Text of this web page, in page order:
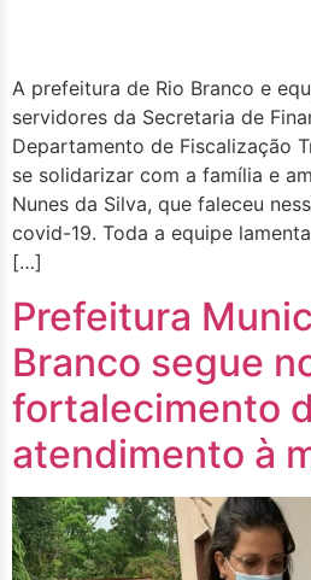
A prefeitura de Rio Branco e
servidores da Secretaria de
Departamento de Fiscalização
se solidarizar com a família e
Nunes da Silva, que faleceu
covid-19. Toda a equipe
[…]
Prefeitura
Branco segue
fortalecimento
atendimento à